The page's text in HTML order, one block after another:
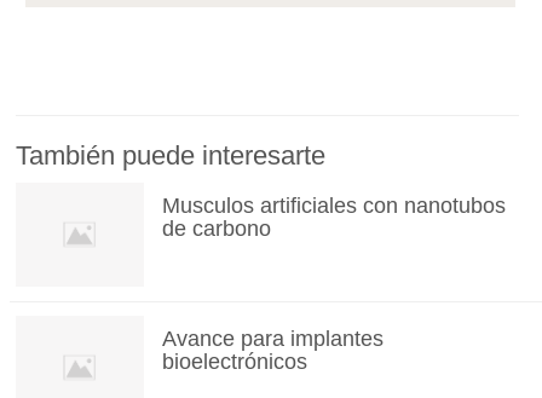
También puede interesarte
Musculos artificiales con nanotubos
de carbono
Avance para implantes
bioelectrónicos